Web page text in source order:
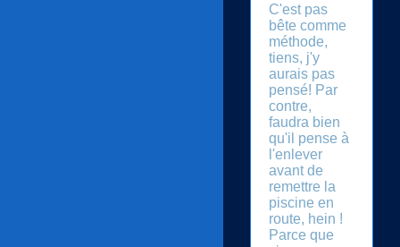
C'est pas
bête comme
méthode,
tiens, j'y
aurais pas
pensé! Par
contre,
faudra bien
qu'il pense à
l'enlever
avant de
remettre la
piscine en
route, hein !
Parce que